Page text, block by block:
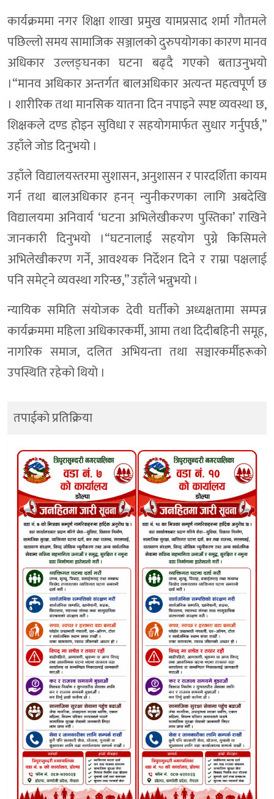
कार्यक्रममा नगर शिक्षा शाखा प्रमुख यामप्रसाद शर्मा गौतमले
पछिल्लो समय सामाजिक सञ्जालको दुरुपयोगका कारण मानव
अधिकार उल्लङ्घनका घटना बढ्दै गएको बताउनुभयो
।“मानव अधिकार अन्तर्गत बालअधिकार अत्यन्त महत्वपूर्ण छ
। शारीरिक तथा मानसिक यातना दिन नपाइने स्पष्ट व्यवस्था छ,
शिक्षकले दण्ड होइन सुविधा र सहयोगमार्फत सुधार गर्नुपर्छ,”
उहाँले जोड दिनुभयो ।
उहाँले विद्यालयस्तरमा सुशासन, अनुशासन र पारदर्शिता कायम
गर्न तथा बालअधिकार हनन् न्युनीकरणका लागि अबदेखि
विद्यालयमा अनिवार्य ‘घटना अभिलेखीकरण पुस्तिका’ राखिने
जानकारी दिनुभयो ।“घटनालाई सहयोग पुग्ने किसिमले
अभिलेखीकरण गर्ने, आवश्यक निर्देशन दिने र राम्रा पक्षलाई
पनि समेट्ने व्यवस्था गरिन्छ,” उहाँले भन्नुभयो ।
न्यायिक समिति संयोजक देवी घर्तीको अध्यक्षतामा सम्पन्न
कार्यक्रममा महिला अधिकारकर्मी, आमा तथा दिदीबहिनी समूह,
नागरिक समाज, दलित अभियन्ता तथा सञ्चारकर्मीहरूको
उपस्थिति रहेको थियो ।
तपाईको प्रतिक्रिया